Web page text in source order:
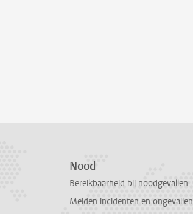
Nood
Bereikbaarheid bij noodgevallen
Melden incidenten en ongevallen